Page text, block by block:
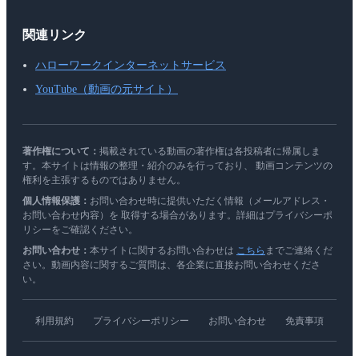
関連リンク
ハローワークインターネットサービス
YouTube（動画の元サイト）
著作権について： 掲載されている動画の著作権は各投稿者に帰属しま
す。本サイトは情報の整理・紹介のみを行っており、 動画コンテンツの
権利を主張するものではありません。
個人情報保護： お問い合わせ時に提供いただく情報（メールアドレス・
お問い合わせ内容）を 取得する場合があります。詳細はプライバシーポ
リシーをご確認ください。
お問い合わせ： 本サイトに関するお問い合わせは こちら までご連絡くだ
さい。動画内容に関するご質問は、各企業に直接お問い合わせくださ
い。
利用規約 プライバシーポリシー お問い合わせ 免責事項